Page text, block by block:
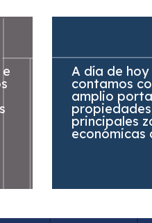
A día de hoy
contamos
amplio
principales
económicas